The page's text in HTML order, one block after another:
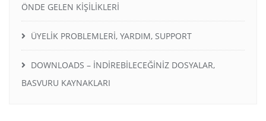
ÖNDE GELEN KİŞİLİKLERİ
ÜYELİK PROBLEMLERİ, YARDIM, SUPPORT
DOWNLOADS – İNDİREBİLECEĞİNİZ DOSYALAR,
BASVURU KAYNAKLARI